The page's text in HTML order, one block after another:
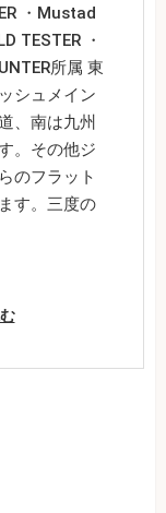
・Mustad
TESTER ・
所属 東
シュメイン
、南は九州
。その他ジ
のフラット
す。三度の